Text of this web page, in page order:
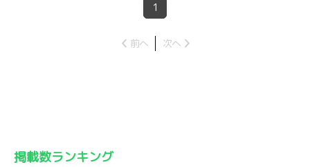
1
前へ 次へ
掲載数ランキング